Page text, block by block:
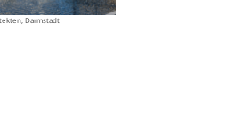
Darmstadt